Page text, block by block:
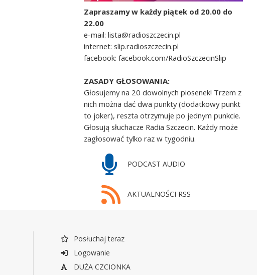
Zapraszamy w każdy piątek od 20.00 do
22.00
e-mail: lista@radioszczecin.pl
internet: slip.radioszczecin.pl
facebook: facebook.com/RadioSzczecinSlip
ZASADY GŁOSOWANIA:
Głosujemy na 20 dowolnych piosenek! Trzem z
nich można dać dwa punkty (dodatkowy punkt
to joker), reszta otrzymuje po jednym punkcie.
Głosują słuchacze Radia Szczecin. Każdy może
zagłosować tylko raz w tygodniu.
PODCAST AUDIO
AKTUALNOŚCI RSS
Posłuchaj teraz
Logowanie
DUŻA CZCIONKA